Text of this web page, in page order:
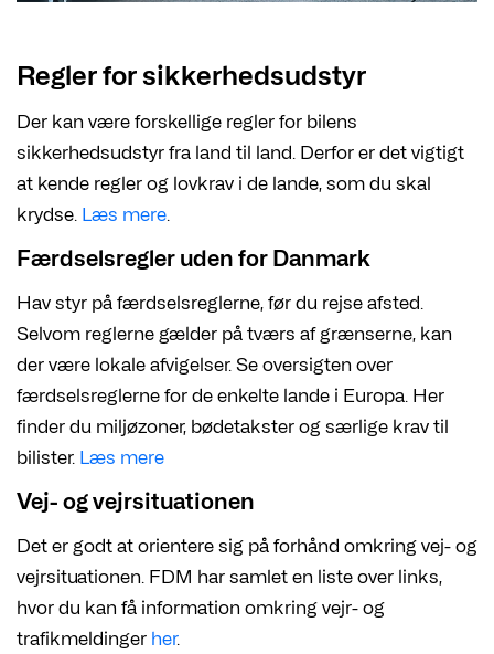
Regler for sikkerhedsudstyr
Der kan være forskellige regler for bilens
sikkerhedsudstyr fra land til land. Derfor er det vigtigt
at kende regler og lovkrav i de lande, som du skal
krydse. Læs mere.
Færdselsregler uden for Danmark
Hav styr på færdselsreglerne, før du rejse afsted.
Selvom reglerne gælder på tværs af grænserne, kan
der være lokale afvigelser. Se oversigten over
færdselsreglerne for de enkelte lande i Europa. Her
finder du miljøzoner, bødetakster og særlige krav til
bilister. Læs mere
Vej- og vejrsituationen
Det er godt at orientere sig på forhånd omkring vej- og
vejrsituationen. FDM har samlet en liste over links,
hvor du kan få information omkring vejr- og
trafikmeldinger her.